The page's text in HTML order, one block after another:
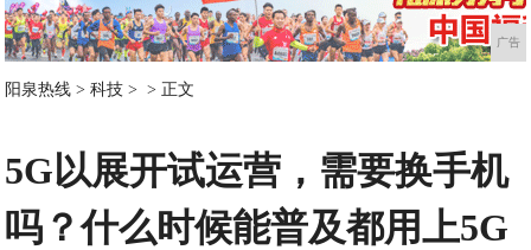
广告
阳泉热线 >科技 > > 正文
5G以展开试运营，需要换手机
吗？什么时候能普及都用上5G